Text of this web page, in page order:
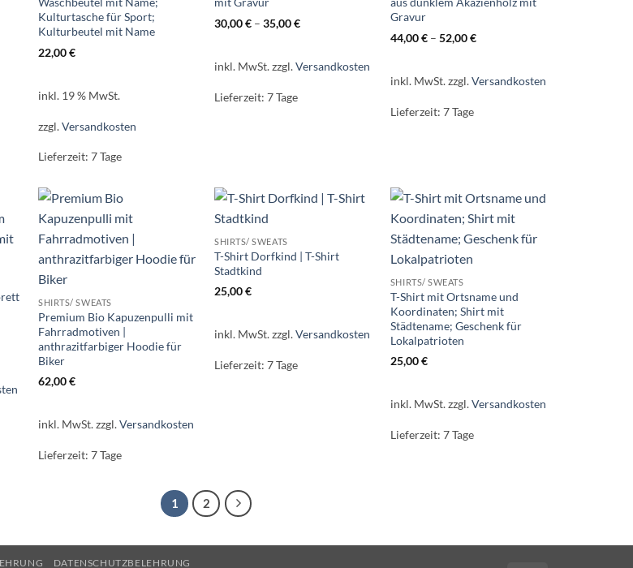
Kulturtasche für Sport;
Kulturbeutel mit Name
22,00€
inkl. 19 % MwSt.
zzgl.Versandkosten
Lieferzeit:7 Tage
30,00€ –35,00€
inkl. MwSt.zzgl.Versandkosten
Lieferzeit:7 Tage
Gravur
44,00€– 52,00€
inkl. MwSt.zzgl.Versandkosten
Lieferzeit: 7 Tage
SHIRTS/ SWEATS
Premium Bio Kapuzenpulli mit
Fahrradmotiven |
anthrazitfarbiger Hoodie für
Biker
62,00€
inkl. MwSt.zzgl.Versandkosten
Lieferzeit:7 Tage
SHIRTS/ SWEATS
T-Shirt Dorfkind | T-Shirt
Stadtkind
25,00€
inkl. MwSt.zzgl.Versandkosten
Lieferzeit:7 Tage
SHIRTS/ SWEATS
T-Shirt mit Ortsname und
Koordinaten; Shirt mit
Städtename; Geschenk für
Lokalpatrioten
25,00€
inkl. MwSt.zzgl.Versandkosten
Lieferzeit: 7 Tage
1 2
DATENSCHUTZBELEHRUNG